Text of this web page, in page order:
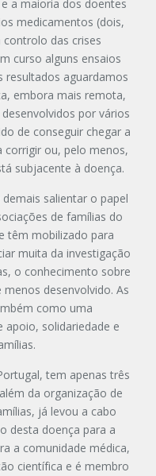
a maioria dos doentes
medicamentos (dois,
das crises
curso alguns ensaios
resultados aguardamos
embora mais remota,
por vários
de conseguir chegar a
corrigir ou, pelo menos,
subjacente à doença.
salientar o papel
de famílias do
têm mobilizado para
muita da investigação
o conhecimento sobre
desenvolvido. As
como uma
solidariedade e
tem apenas três
da organização de
já levou a cabo
desta doença para a
a comunidade médica,
científica e é membro